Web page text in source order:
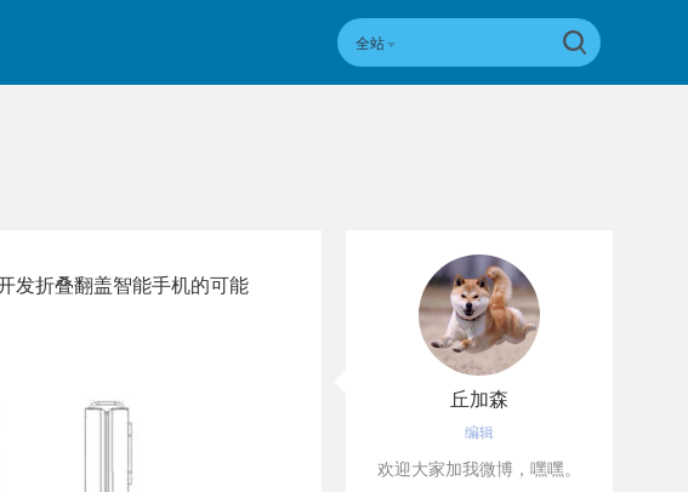
全站
发折叠翻盖智能手机的可能
丘加森
编辑
欢迎大家加我微博，嘿嘿。